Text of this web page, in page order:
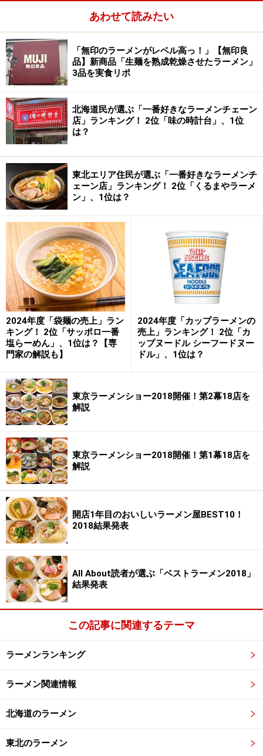
人気のエビ塩ワンタンメン
▲しっかりとダシが効いているスープ。そしてエビワン
タンは絶品！
ところが先週、「2009年3月27日(金)で閉店する」とい
う情報が届いた。驚きと共に随分ご無沙汰してしまった
※記事内容は執筆時点のものです。最新の内容をご確認くださ
い。
※メニューや料金などのデータは、取材時または記事公開時点で
の内容です。
次のページへ
あわせて読みたい
「無印のラーメンがレベル高っ！」【無印良
品】新商品「生麺を熟成乾燥させたラーメン」
3品を実食リポ
北海道民が選ぶ「一番好きなラーメンチェーン
店」ランキング！ 2位「味の時計台」、1位
は？
東北エリア住民が選ぶ「一番好きなラーメンチ
ェーン店」ランキング！ 2位「くるまやラーメ
ン」、1位は？
2024年度「袋麺の売上」ラン
キング！ 2位「サッポロ一番
塩らーめん」、1位は？【専
門家の解説も】
2024年度「カップラーメンの
売上」ランキング！ 2位「カ
ップヌードル シーフードヌー
ドル」、1位は？
東京ラーメンショー2018開催！第2幕18店を
解説
東京ラーメンショー2018開催！第1幕18店を
解説
開店1年目のおいしいラーメン屋BEST10！
2018結果発表
All About読者が選ぶ「ベストラーメン2018」
結果発表
この記事に関連するテーマ
ラーメンランキング
ラーメン関連情報
北海道のラーメン
東北のラーメン